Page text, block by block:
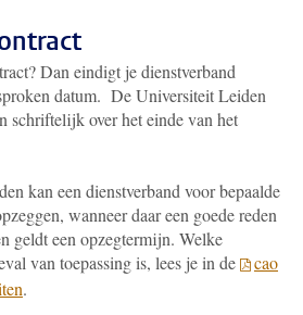
Dan eindigt je dienstverband
datum. De Universiteit Leiden
schriftelijk over het einde van het
kan een dienstverband voor bepaalde
wanneer daar een goede reden
geldt een opzegtermijn. Welke
van toepassing is, lees je in de
cao
.